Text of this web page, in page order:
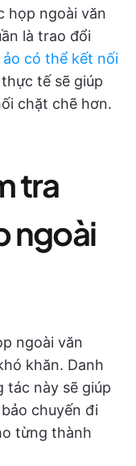
họp ngoài văn
là trao đổi
có thể kết nối
tế sẽ giúp
chặt chẽ hơn.
tra
ngoài
ngoài văn
khăn. Danh
tác này sẽ giúp
chuyến đi
từng thành